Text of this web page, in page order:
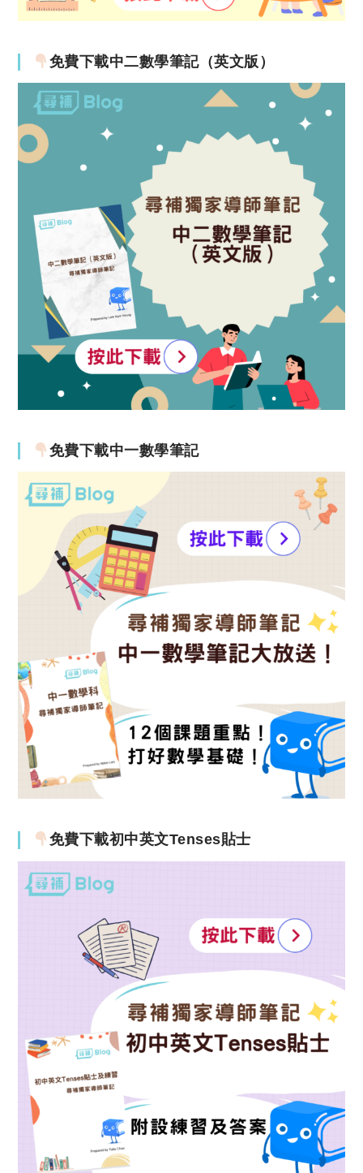
免費下載中二數學筆記（英文版）
免費下載中一數學筆記
免費下載初中英文Tenses貼士